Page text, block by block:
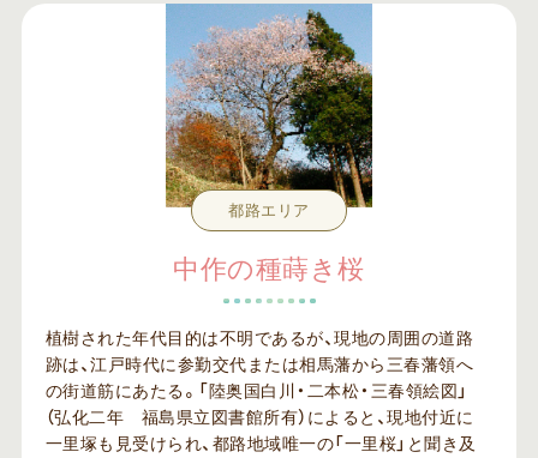
都路エリア
中作の種蒔き桜
植樹された年代目的は不明であるが、現地の周囲の道路
跡は、江戸時代に参勤交代または相馬藩から三春藩領へ
の街道筋にあたる。「陸奥国白川・二本松・三春領絵図」
（弘化二年 福島県立図書館所有）によると、現地付近に
一里塚も見受けられ、都路地域唯一の「一里桜」と聞き及